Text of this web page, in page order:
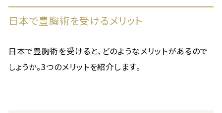
日本で豊胸術を受けるメリット
日本で豊胸術を受けると、どのようなメリットがあるので
しょうか。3つのメリットを紹介します。